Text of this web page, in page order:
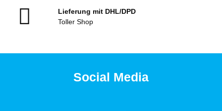
Lieferung mit DHL/DPD
Toller Shop
Social Media